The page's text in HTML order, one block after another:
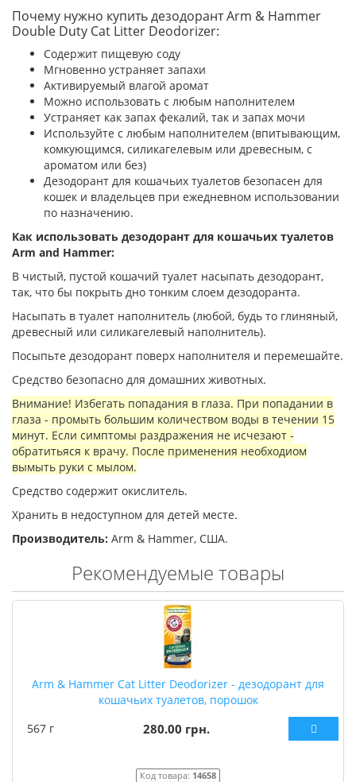
Почему нужно купить дезодорант Arm & Hammer
Double Duty Cat Litter Deodorizer:
Содержит пищевую соду
Мгновенно устраняет запахи
Активируемый влагой аромат
Можно использовать с любым наполнителем
Устраняет как запах фекалий, так и запах мочи
Используйте с любым наполнителем (впитывающим,
комкующимся, силикагелевым или древесным, с
ароматом или без)
Дезодорант для кошачьих туалетов безопасен для
кошек и владельцев при ежедневном использовании
по назначению.
Как использовать дезодорант для кошачьих туалетов
Arm and Hammer:
В чистый, пустой кошачий туалет насыпать дезодорант,
так, что бы покрыть дно тонким слоем дезодоранта.
Насыпать в туалет наполнитель (любой, будь то глиняный,
древесный или силикагелевый наполнитель).
Посыпьте дезодорант поверх наполнителя и перемешайте.
Средство безопасно для домашних животных.
Внимание! Избегать попадания в глаза. При попадании в
глаза - промыть большим количеством воды в течении 15
минут. Если симптомы раздражения не исчезают -
обратитьяся к врачу. После применения необходиом
вымыть руки с мылом.
Средство содержит окислитель.
Хранить в недоступном для детей месте.
Производитель: Arm & Hammer, США.
Рекомендуемые товары
Arm & Hammer Cat Litter Deodorizer - дезодорант для
кошачьих туалетов, порошок
567 г
280.00 грн.
Код товара: 14658